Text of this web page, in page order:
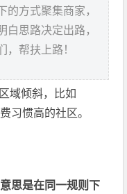
的方式聚集商家，
白思路决定出路，
，帮扶上路！
域倾斜，比如
习惯高的社区。
思是在同一规则下